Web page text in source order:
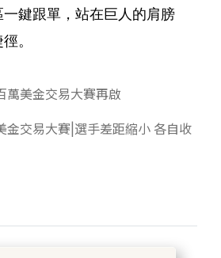
鍵跟單，站在巨人的肩膀
。
萬美金交易大賽再啟
金交易大賽|選手差距縮小 各自收